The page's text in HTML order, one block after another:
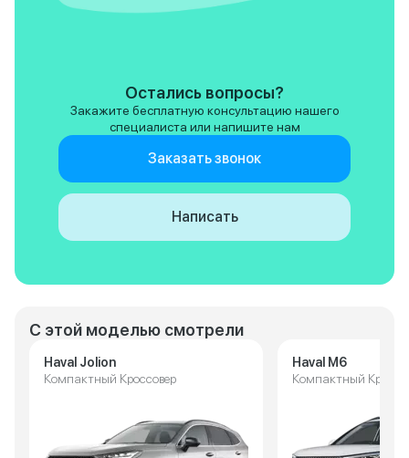
С этой моделью смотрели
Haval Jolion
Компактный Кроссовер
Haval M6
Компактный
Остались вопросы?
Закажите бесплатную консультацию нашего
специалиста или напишите нам
Заказать звонок
Написать